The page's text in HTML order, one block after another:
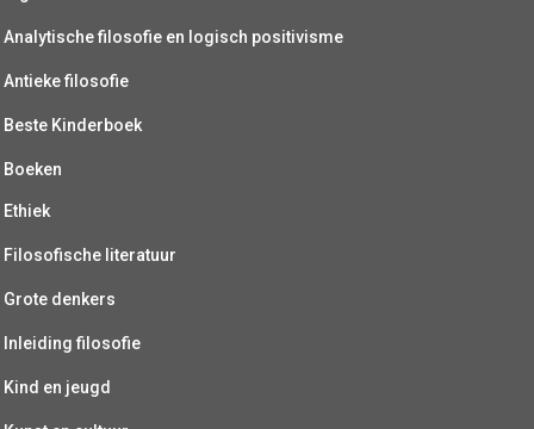
Analytische filosofie en logisch positivisme
Antieke filosofie
Beste Kinderboek
Boeken
Ethiek
Filosofische literatuur
Grote denkers
Inleiding filosofie
Kind en jeugd